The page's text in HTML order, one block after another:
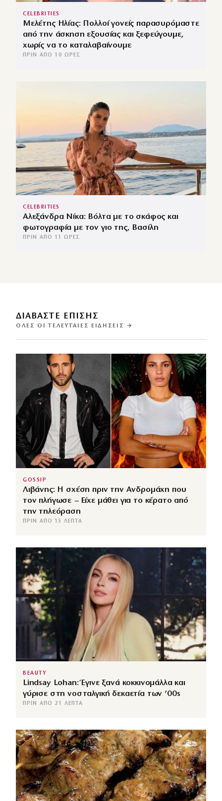
CELEBRITIES
Μελέτης Ηλίας: Πολλοί γονείς παρασυρόμαστε
από την άσκηση εξουσίας και ξεφεύγουμε,
χωρίς να το καταλαβαίνουμε
ΠΡΙΝ ΑΠΌ 10 ΏΡΕΣ
CELEBRITIES
Αλεξάνδρα Νίκα: Βόλτα με το σκάφος και
φωτογραφία με τον γιο της, Βασίλη
ΠΡΙΝ ΑΠΌ 11 ΏΡΕΣ
ΔΙΑΒΑΣΤΕ ΕΠΙΣΗΣ
ΌΛΕΣ ΟΙ ΤΕΛΕΥΤΑΊΕΣ ΕΙΔΉΣΕΙΣ →
GOSSIP
Λιβάνης: Η σχέση πριν την Ανδρομάχη που
τον πλήγωσε – Είχε μάθει για το κέρατο από
την τηλεόραση
ΠΡΙΝ ΑΠΌ 15 ΛΕΠΤΆ
BEAUTY
Lindsay Lohan: Έγινε ξανά κοκκινομάλλα και
γύρισε στη νοσταλγική δεκαετία των ’00s
ΠΡΙΝ ΑΠΌ 21 ΛΕΠΤΆ